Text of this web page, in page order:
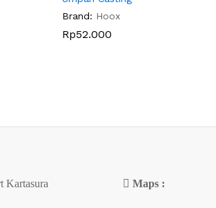
Brand: Hoox
Rp52.000
Rp52.000
Kartasura Maps :